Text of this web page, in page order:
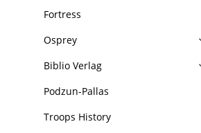
Fortress
Osprey
Biblio Verlag
Podzun-Pallas
Troops History